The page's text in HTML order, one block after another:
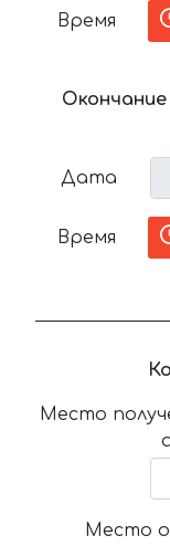
Время
Дата
Время
Место
Место